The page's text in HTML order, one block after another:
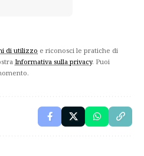
di utilizzo e riconosci le pratiche di
Informativa sulla privacy. Puoi